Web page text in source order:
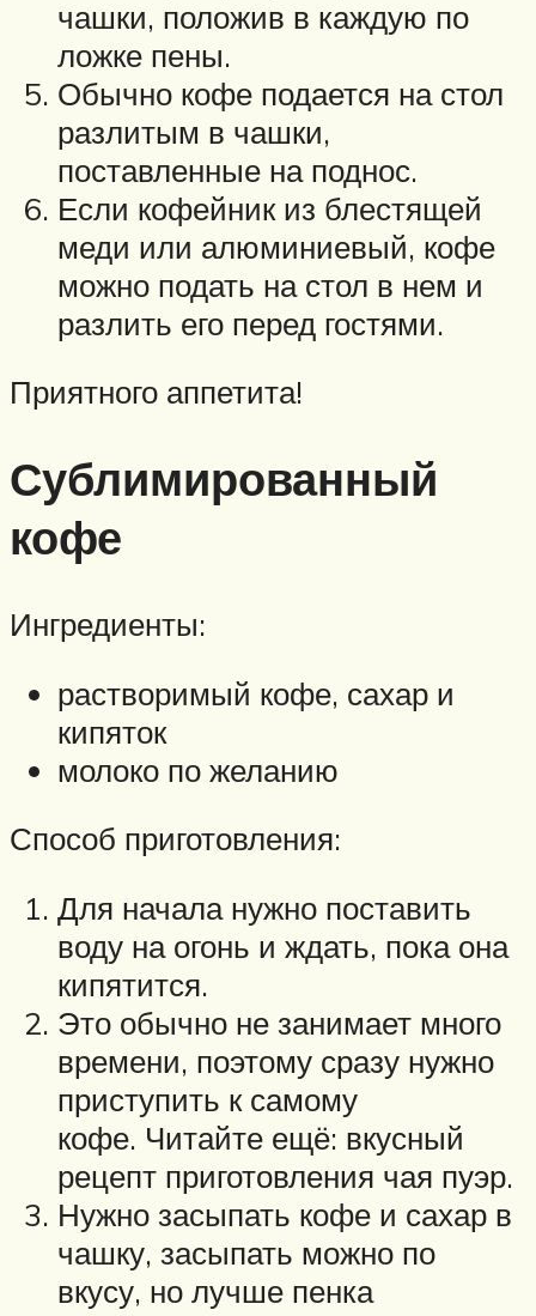
чашки, положив в каждую по
ложке пены.
Обычно кофе подается на стол
разлитым в чашки,
поставленные на поднос.
Если кофейник из блестящей
меди или алюминиевый, кофе
можно подать на стол в нем и
разлить его перед гостями.
Приятного аппетита!
Сублимированный
кофе
Ингредиенты:
растворимый кофе, сахар и
кипяток
молоко по желанию
Способ приготовления:
Для начала нужно поставить
воду на огонь и ждать, пока она
кипятится.
Это обычно не занимает много
времени, поэтому сразу нужно
приступить к самому
кофе. Читайте ещё: вкусный
рецепт приготовления чая пуэр.
Нужно засыпать кофе и сахар в
чашку, засыпать можно по
вкусу, но лучше пенка